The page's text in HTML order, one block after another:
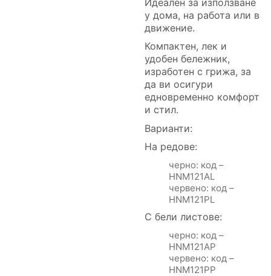
у дома, на работа или в
движение.
Компактен, лек и
удобен бележник,
изработен с грижа, за
да ви осигури
едновременно комфорт
и стил.
Варианти:
На редове:
черно: код –
HNM121AL
червено: код –
HNM121PL
С бели листове:
черно: код –
HNM121AP
червено: код –
HNM121PP